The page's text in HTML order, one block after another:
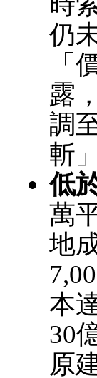
仍
「
露
調
斬
低
萬
地
本
30
原